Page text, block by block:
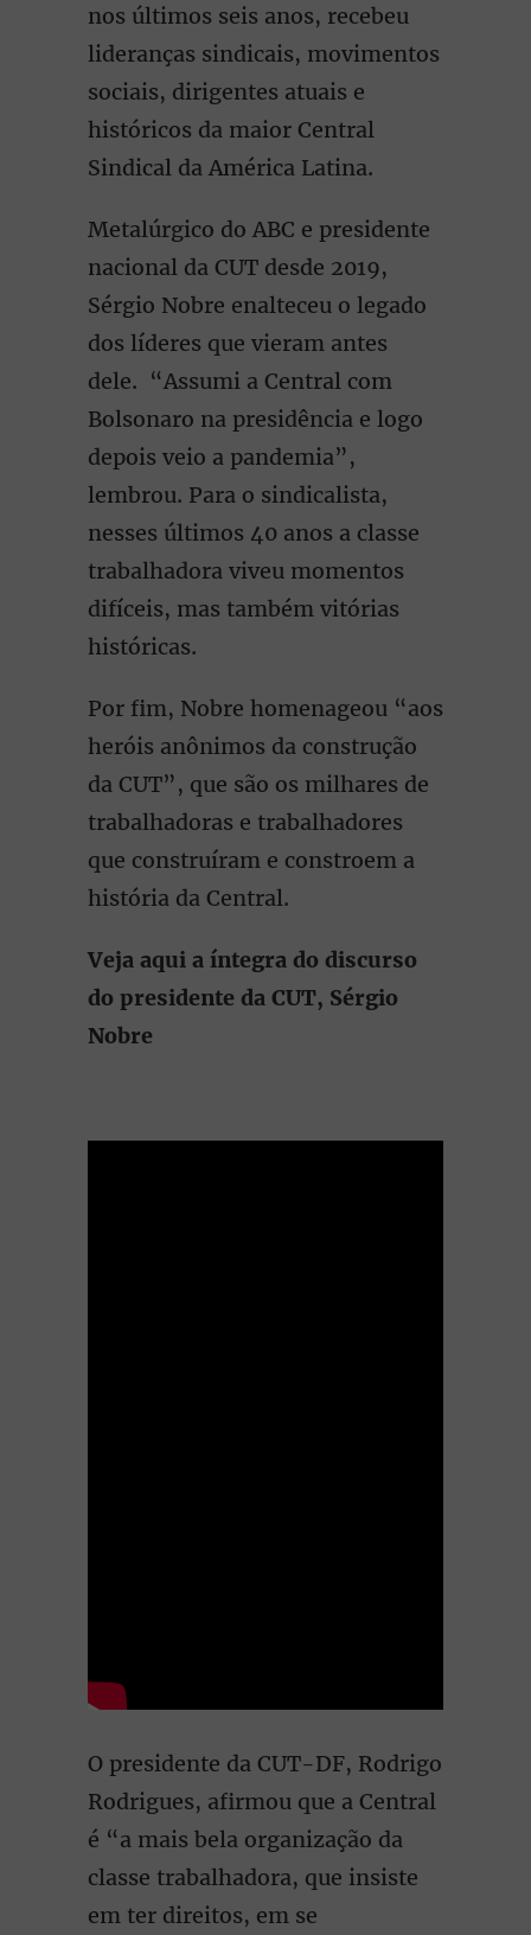
nos últimos seis anos, recebeu
lideranças sindicais, movimentos
sociais, dirigentes atuais e
históricos da maior Central
Sindical da América Latina.
Metalúrgico do ABC e presidente
nacional da CUT desde 2019,
Sérgio Nobre enalteceu o legado
dos líderes que vieram antes
dele. “Assumi a Central com
Bolsonaro na presidência e logo
depois veio a pandemia”,
lembrou. Para o sindicalista,
nesses últimos 40 anos a classe
trabalhadora viveu momentos
difíceis, mas também vitórias
históricas.
Por fim, Nobre homenageou “aos
heróis anônimos da construção
da CUT”, que são os milhares de
trabalhadoras e trabalhadores
que construíram e constroem a
história da Central.
Veja aqui a íntegra do discurso
do presidente da CUT, Sérgio
Nobre
O presidente da CUT-DF, Rodrigo
Rodrigues, afirmou que a Central
é “a mais bela organização da
classe trabalhadora, que insiste
em ter direitos, em se